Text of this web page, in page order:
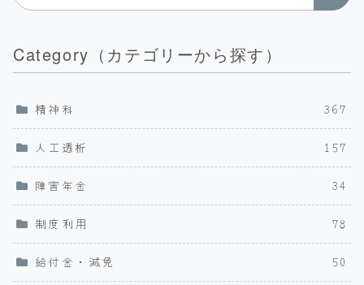
Category（カテゴリーから探す）
精神科 367
人工透析 157
障害年金 34
制度利用 78
給付金・減免 50